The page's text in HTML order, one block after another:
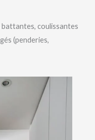
coulissantes
(penderies,